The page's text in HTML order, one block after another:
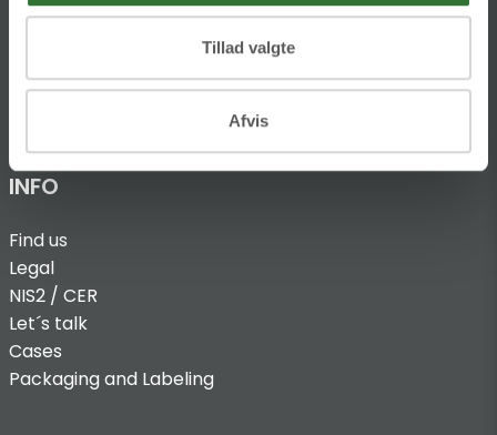
Tillad valgte
Afvis
INFO
Find us
Legal
NIS2 / CER
Let´s talk
Cases
Packaging and Labeling